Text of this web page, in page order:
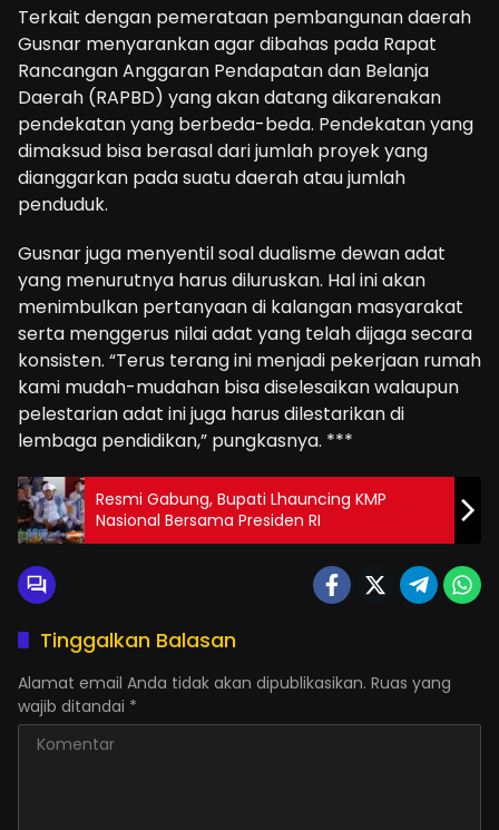
Terkait dengan pemerataan pembangunan daerah
Gusnar menyarankan agar dibahas pada Rapat
Rancangan Anggaran Pendapatan dan Belanja
Daerah (RAPBD) yang akan datang dikarenakan
pendekatan yang berbeda-beda. Pendekatan yang
dimaksud bisa berasal dari jumlah proyek yang
dianggarkan pada suatu daerah atau jumlah
penduduk.
Gusnar juga menyentil soal dualisme dewan adat
yang menurutnya harus diluruskan. Hal ini akan
menimbulkan pertanyaan di kalangan masyarakat
serta menggerus nilai adat yang telah dijaga secara
konsisten. “Terus terang ini menjadi pekerjaan rumah
kami mudah-mudahan bisa diselesaikan walaupun
pelestarian adat ini juga harus dilestarikan di
lembaga pendidikan,” pungkasnya. ***
Resmi Gabung, ‎Bupati Lhauncing KMP
Nasional Bersama Presiden RI‎
Tinggalkan Balasan
Alamat email Anda tidak akan dipublikasikan. Ruas yang
wajib ditandai *